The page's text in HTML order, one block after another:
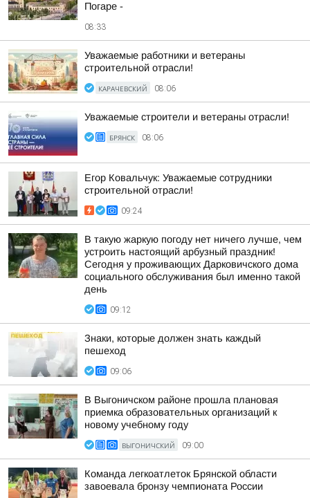
Погаре -
08:33
Уважаемые работники и ветераны
строительной отрасли!
КАРАЧЕВСКИЙ 08:06
Уважаемые строители и ветераны отрасли!
БРЯНСК 08:06
Егор Ковальчук: Уважаемые сотрудники
строительной отрасли!
09:24
В такую жаркую погоду нет ничего лучше, чем
устроить настоящий арбузный праздник!
Сегодня у проживающих Дарковичского дома
социального обслуживания был именно такой
день
09:12
Знаки, которые должен знать каждый
пешеход
09:06
В Выгоничском районе прошла плановая
приемка образовательных организаций к
новому учебному году
ВЫГОНИЧСКИЙ 09:00
Команда легкоатлеток Брянской области
завоевала бронзу чемпионата России